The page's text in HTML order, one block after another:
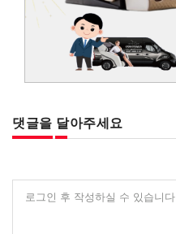
댓글을 달아주세요
로그인 후 작성하실 수 있습니다